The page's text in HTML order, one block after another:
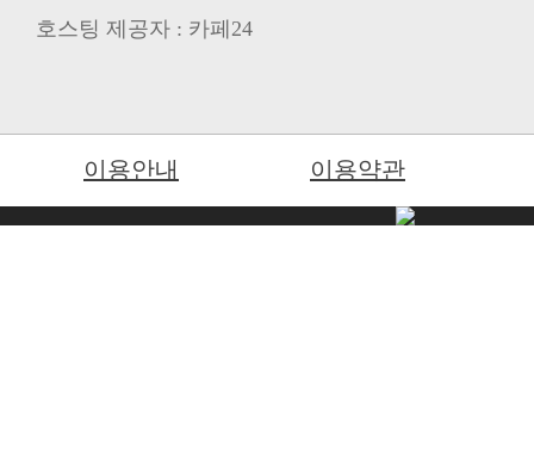
호스팅 제공자 : 카페24
이용안내 이용약관